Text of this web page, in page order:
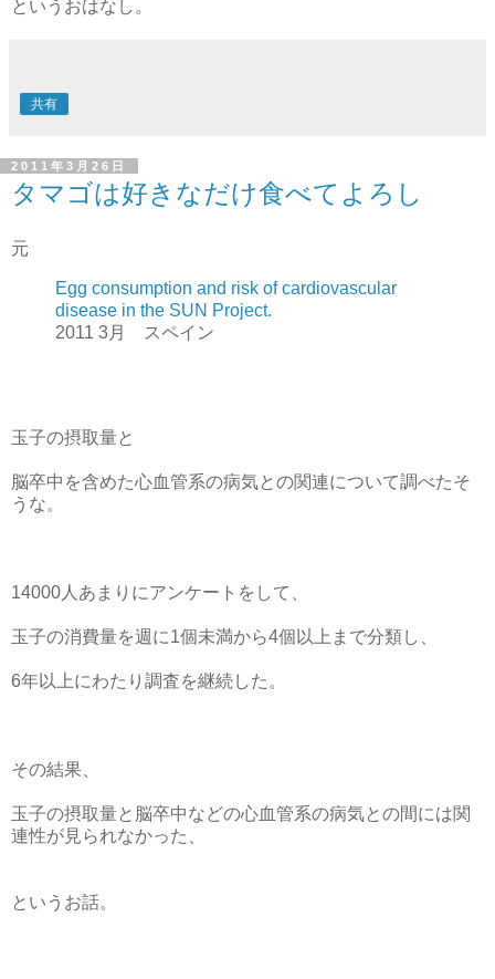
というおはなし。
共有
2011年3月26日
タマゴは好きなだけ食べてよろし
元
Egg consumption and risk of cardiovascular
disease in the SUN Project.
2011 3月 スペイン
玉子の摂取量と
脳卒中を含めた心血管系の病気との関連について調べたそ
うな。
14000人あまりにアンケートをして、
玉子の消費量を週に1個未満から4個以上まで分類し、
6年以上にわたり調査を継続した。
その結果、
玉子の摂取量と脳卒中などの心血管系の病気との間には関
連性が見られなかった、
というお話。